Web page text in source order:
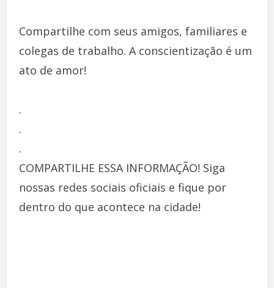
Compartilhe com seus amigos, familiares e
colegas de trabalho. A conscientização é um
ato de amor!
.
.
.
COMPARTILHE ESSA INFORMAÇÃO! Siga
nossas redes sociais oficiais e fique por
dentro do que acontece na cidade!